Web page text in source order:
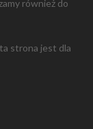
również do
strona jest dla